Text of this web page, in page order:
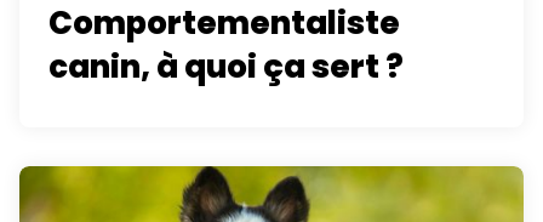
Comportementaliste
canin, à quoi ça sert ?